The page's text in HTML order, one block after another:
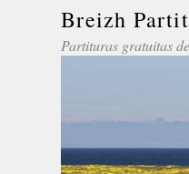
Breizh
Partituras gratuitas